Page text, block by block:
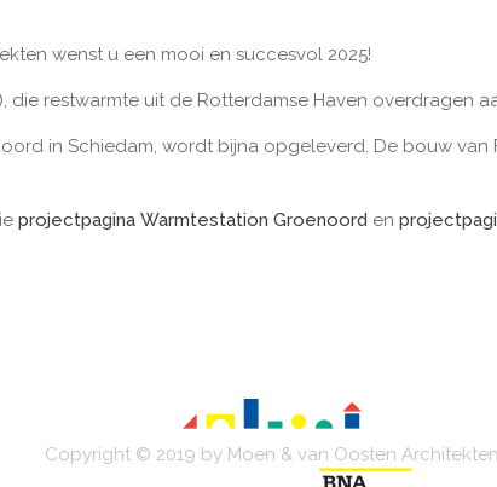
wenst u een mooi en succesvol 2025!
die restwarmte uit de Rotterdamse Haven overdragen
in Schiedam, wordt bijna opgeleverd. De bouw van
projectpagina Warmtestation Groenoord en
Copyright © 2019 by Moen & van Oosten Architekten